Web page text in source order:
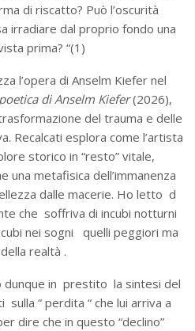
di riscatto? Può l’oscurità
irradiare dal proprio fondo una
prima? “(1)
l’opera di Anselm Kiefer nel
di Anselm Kiefer(2026),
del trauma e delle
Recalcati esplora come l’artista
storico in “resto” vitale,
una metafisica dell’immanenza
dalle macerie. Ho letto d
che soffriva di incubi notturni
nei sogni quelli peggiori ma
realtà .
dunque in prestito la sintesi del
“ perdita “ che lui arriva a
dire che in questo “declino”